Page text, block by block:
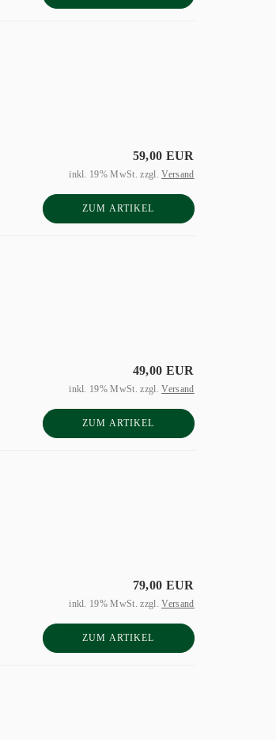
59,00 EUR
inkl. 19% MwSt. zzgl.Versand
ZUM ARTIKEL
49,00 EUR
inkl. 19% MwSt. zzgl.Versand
ZUM ARTIKEL
79,00 EUR
inkl. 19% MwSt. zzgl.Versand
ZUM ARTIKEL